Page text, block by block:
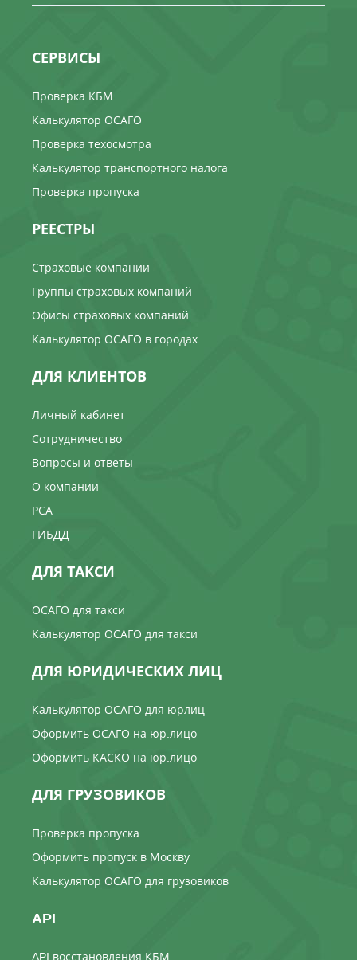
СЕРВИСЫ
Проверка КБМ
Калькулятор ОСАГО
Проверка техосмотра
Калькулятор транспортного налога
Проверка пропуска
РЕЕСТРЫ
Страховые компании
Группы страховых компаний
Офисы страховых компаний
Калькулятор ОСАГО в городах
ДЛЯ КЛИЕНТОВ
Личный кабинет
Сотрудничество
Вопросы и ответы
О компании
РСА
ГИБДД
ДЛЯ ТАКСИ
ОСАГО для такси
Калькулятор ОСАГО для такси
ДЛЯ ЮРИДИЧЕСКИХ ЛИЦ
Калькулятор ОСАГО для юрлиц
Оформить ОСАГО на юр.лицо
Оформить КАСКО на юр.лицо
ДЛЯ ГРУЗОВИКОВ
Проверка пропуска
Оформить пропуск в Москву
Калькулятор ОСАГО для грузовиков
API
API восстановления КБМ